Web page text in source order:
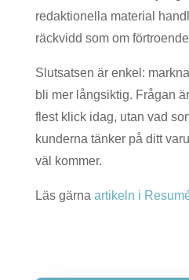
redaktionella material
räckvidd som om
Slutsatsen är enkel:
bli mer långsiktig. Frågan
flest klick idag, utan vad
kunderna tänker på ditt
väl kommer.
Läs gärna artikeln i